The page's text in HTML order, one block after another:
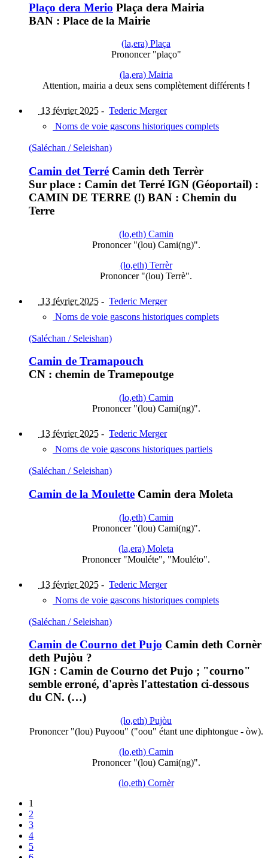
Plaço dera Merio Plaça dera Mairia
BAN : Place de la Mairie
(la,era) Plaça
Prononcer "plaço"
(la,era) Mairia
Attention, mairia a deux sens complètement différents !
13 février 2025 - Tederic Merger
Noms de voie gascons historiques complets
(Saléchan / Seleishan)
Camin det Terré Camin deth Terrèr
Sur place : Camin det Terré IGN (Géoportail) :
CAMIN DE TERRE (!) BAN : Chemin du
Terre
(lo,eth) Camin
Prononcer "(lou) Cami(ng)".
(lo,eth) Terrèr
Prononcer "(lou) Terrè".
13 février 2025 - Tederic Merger
Noms de voie gascons historiques complets
(Saléchan / Seleishan)
Camin de Tramapouch
CN : chemin de Tramepoutge
(lo,eth) Camin
Prononcer "(lou) Cami(ng)".
13 février 2025 - Tederic Merger
Noms de voie gascons historiques partiels
(Saléchan / Seleishan)
Camin de la Moulette Camin dera Moleta
(lo,eth) Camin
Prononcer "(lou) Cami(ng)".
(la,era) Moleta
Prononcer "Mouléte", "Mouléto".
13 février 2025 - Tederic Merger
Noms de voie gascons historiques complets
(Saléchan / Seleishan)
Camin de Courno det Pujo Camin deth Cornèr
deth Pujòu ?
IGN : Camin de Courno det Pujo ; "courno"
semble erroné, d'après l'attestation ci-dessous
du CN. (…)
(lo,eth) Pujòu
Prononcer "(lou) Puyoou" ("oou" étant une diphtongue - òw).
(lo,eth) Camin
Prononcer "(lou) Cami(ng)".
(lo,eth) Cornèr
1
2
3
4
5